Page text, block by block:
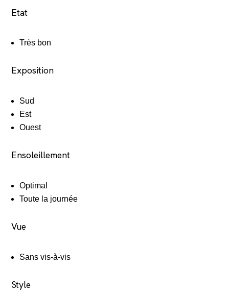
Etat
Très bon
Exposition
Sud
Est
Ouest
Ensoleillement
Optimal
Toute la journée
Vue
Sans vis-à-vis
Style